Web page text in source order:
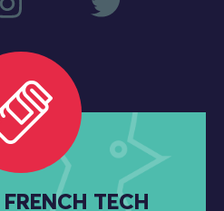
FRENCH TECH